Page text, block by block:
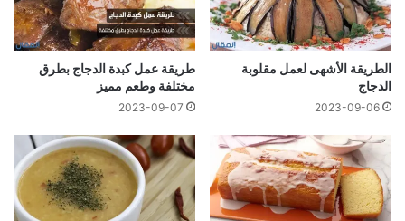
الطريقة الأشهى لعمل مقلوبة
الدجاج
2023-09-06
طريقة عمل كبدة الدجاج بطرق
مختلفة وطعم مميز
2023-09-07